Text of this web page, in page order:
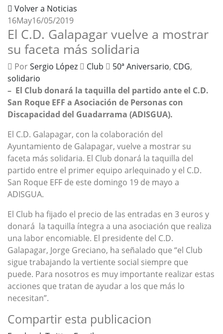
Volver a Noticias
16May16/05/2019
El C.D. Galapagar vuelve a mostrar
su faceta más solidaria
PorSergio López Club 50ª Aniversario, CDG,
solidario
– El Club donará la taquilla del partido ante el C.D.
San Roque EFF a Asociación de Personas con
Discapacidad del Guadarrama (ADISGUA).
El C.D. Galapagar, con la colaboración del
Ayuntamiento de Galapagar, vuelve a mostrar su
faceta más solidaria. El Club donará la taquilla del
partido entre el primer equipo arlequinado y el C.D.
San Roque EFF de este domingo 19 de mayo a
ADISGUA.
El Club ha fijado el precio de las entradas en 3 euros y
donará la taquilla íntegra a una asociación que realiza
una labor encomiable. El presidente del C.D.
Galapagar, Jorge Greciano, ha señalado que “el Club
sigue trabajando la vertiente social siempre que
puede. Para nosotros es muy importante realizar estas
acciones que tratan de ayudar a los que más lo
necesitan”.
Compartir esta publicacion